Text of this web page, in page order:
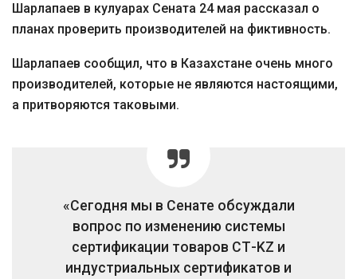
Шарлапаев в кулуарах Сената 24 мая рассказал о
планах проверить производителей на фиктивность.
Шарлапаев сообщил, что в Казахстане очень много
производителей, которые не являются настоящими,
а притворяются таковыми.
«Сегодня мы в Сенате обсуждали
вопрос по изменению системы
сертификации товаров СТ-KZ и
индустриальных сертификатов и